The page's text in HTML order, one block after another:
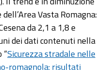
Vasta Romagna:
da 2,1 a 1,8 e
dei dati contenuti nella
Sicurezza stradale nelle
romagnola: risultati